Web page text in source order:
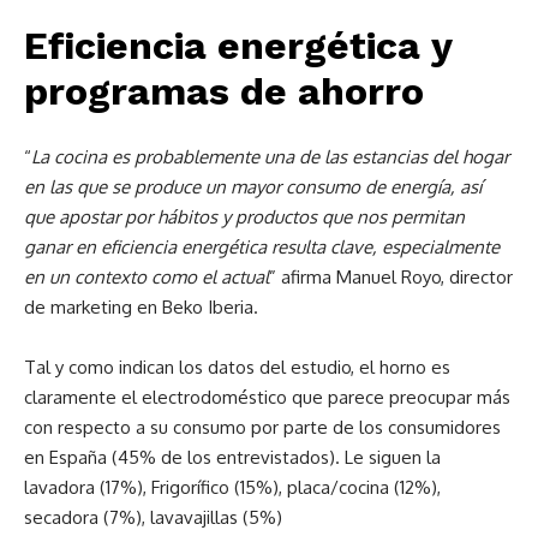
Eficiencia energética y
programas de ahorro
“La cocina es probablemente una de las estancias del hogar
en las que se produce un mayor consumo de energía, así
que apostar por hábitos y productos que nos permitan
ganar en eficiencia energética resulta clave, especialmente
en un contexto como el actual” afirma Manuel Royo, director
de marketing en Beko Iberia.
Tal y como indican los datos del estudio, el horno es
claramente el electrodoméstico que parece preocupar más
con respecto a su consumo por parte de los consumidores
en España (45% de los entrevistados). Le siguen la
lavadora (17%), Frigorífico (15%), placa/cocina (12%),
secadora (7%), lavavajillas (5%)